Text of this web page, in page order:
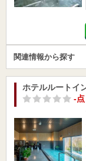
関連情報から探す
ホテルルートイ
-点